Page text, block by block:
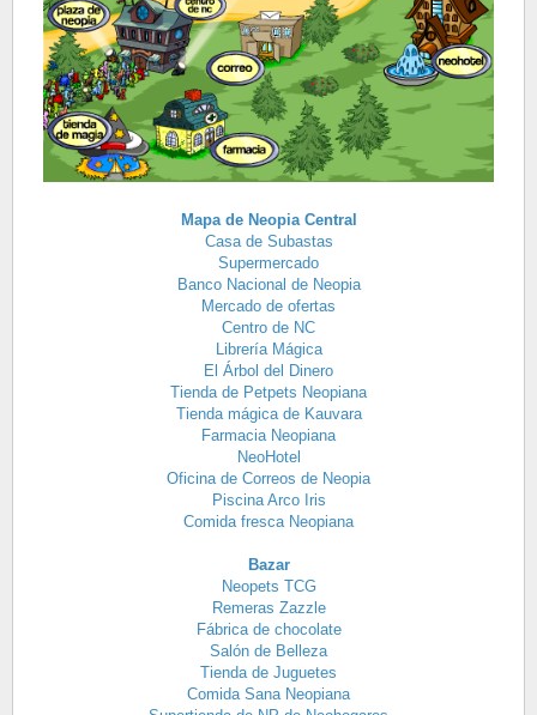
Mapa de Neopia Central
Casa de Subastas
Supermercado
Banco Nacional de Neopia
Mercado de ofertas
Centro de NC
Librería Mágica
El Árbol del Dinero
Tienda de Petpets Neopiana
Tienda mágica de Kauvara
Farmacia Neopiana
NeoHotel
Oficina de Correos de Neopia
Piscina Arco Iris
Comida fresca Neopiana
Bazar
Neopets TCG
Remeras Zazzle
Fábrica de chocolate
Salón de Belleza
Tienda de Juguetes
Comida Sana Neopiana